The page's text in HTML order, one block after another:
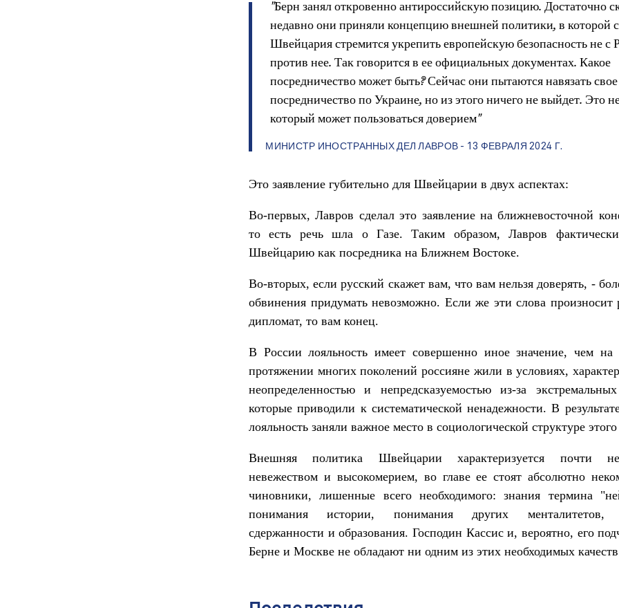
"Берн занял откровенно антироссийскую позицию. Достаточно
недавно они приняли концепцию внешней политики, в которой
Швейцария стремится укрепить европейскую безопасность не с
против нее. Так говорится в ее официальных документах. Какое
посредничество может быть? Сейчас они пытаются навязать свое
посредничество по Украине, но из этого ничего не выйдет. Это
который может пользоваться доверием"
МИНИСТР ИНОСТРАННЫХ ДЕЛ ЛАВРОВ - 13 ФЕВРАЛЯ 2024 Г .
Это заявление губительно для Швейцарии в двух аспектах:
Во-первых, Лавров сделал это заявление на ближневосточной
то есть речь шла о Газе. Таким образом, Лавров
Швейцарию как посредника на Ближнем Востоке.
Во-вторых, если русский скажет вам, что вам нельзя доверять, -
обвинения придумать невозможно. Если же эти слова произносит
дипломат, то вам конец.
В России лояльность имеет совершенно иное значение, чем на
протяжении многих поколений россияне жили в условиях,
неопределенностью и непредсказуемостью из-за
которые приводили к систематической ненадежности. В
лояльность заняли важное место в социологической структуре
Внешняя политика Швейцарии характеризуется почти
невежеством и высокомерием, во главе ее стоят абсолютно
чиновники, лишенные всего необходимого: знания термина
понимания истории, понимания других менталитетов,
сдержанности и образования. Господин Кассис и, вероятно, его
Берне и Москве не обладают ни одним из этих необходимых